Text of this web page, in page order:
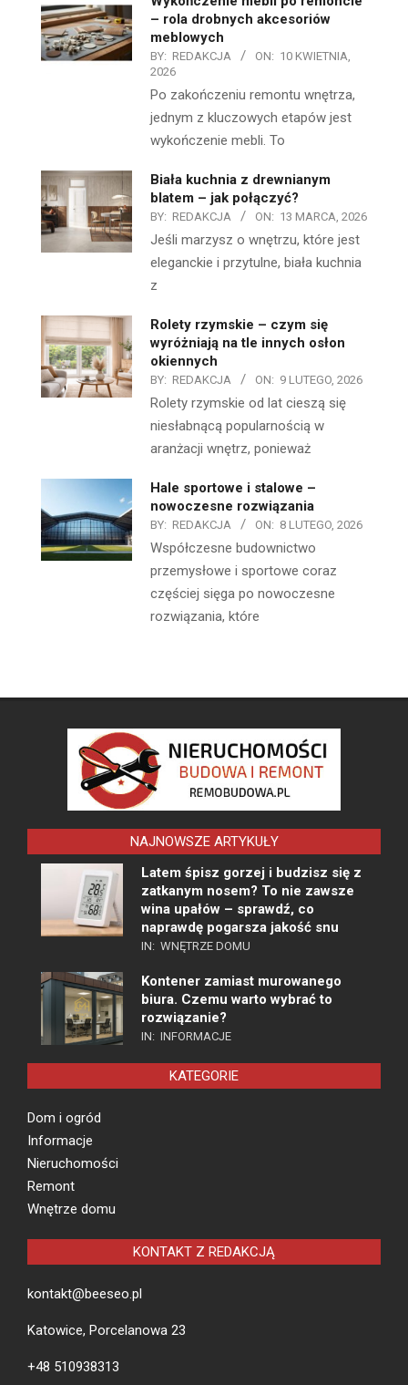
– rola drobnych akcesoriów
meblowych
BY: REDAKCJA ON: 10 KWIETNIA,
2026
Po zakończeniu remontu wnętrza,
jednym z kluczowych etapów jest
wykończenie mebli. To
Biała kuchnia z drewnianym
blatem – jak połączyć?
BY: REDAKCJA ON: 13 MARCA, 2026
Jeśli marzysz o wnętrzu, które jest
eleganckie i przytulne, biała kuchnia
z
Rolety rzymskie – czym się
wyróżniają na tle innych osłon
okiennych
BY: REDAKCJA ON: 9 LUTEGO, 2026
Rolety rzymskie od lat cieszą się
niesłabnącą popularnością w
aranżacji wnętrz, ponieważ
Hale sportowe i stalowe –
nowoczesne rozwiązania
BY: REDAKCJA ON: 8 LUTEGO, 2026
Współczesne budownictwo
przemysłowe i sportowe coraz
częściej sięga po nowoczesne
rozwiązania, które
NAJNOWSZE ARTYKUŁY
Latem śpisz gorzej i budzisz się z
zatkanym nosem? To nie zawsze
wina upałów – sprawdź, co
naprawdę pogarsza jakość snu
IN: WNĘTRZE DOMU
Kontener zamiast murowanego
biura. Czemu warto wybrać to
rozwiązanie?
IN: INFORMACJE
KATEGORIE
Dom i ogród
Informacje
Nieruchomości
Remont
Wnętrze domu
KONTAKT Z REDAKCJĄ
kontakt@beeseo.pl
Katowice, Porcelanowa 23
+48 510938313